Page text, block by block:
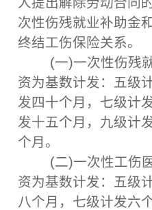
次性伤残就业补助金
终结工伤保险关系。
(一)一次性伤残就
资为基数计发：五级
发四十个月，七级计
发十五个月，九级计
个月。
(二)一次性工伤医
资为基数计发：五级
八个月，七级计发六